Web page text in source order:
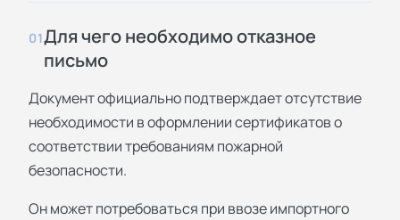
01Для чего необходимо отказное
письмо
Документ официально подтверждает отсутствие
необходимости в оформлении сертификатов о
соответствии требованиям пожарной
безопасности.
Он может потребоваться при ввозе импортного